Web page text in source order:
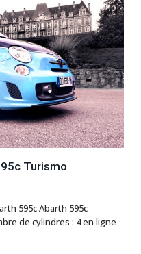
Turismo
595c Abarth 595c
de cylindres : 4 en ligne